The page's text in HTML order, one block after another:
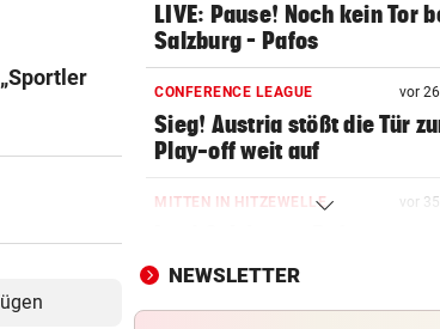
LIVE: Pause! Noch kein Tor
Salzburg – Pafos
CONFERENCE LEAGUE vor
Sieg! Austria stößt die Tür
Play-off weit auf
MITTEN IN HITZEWELLE vor
Sintflut unterbrochen
RADSPORT vor
NEWSLETTER